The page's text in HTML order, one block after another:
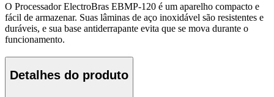
O Processador ElectroBras EBMP-120 é um aparelho compacto e
fácil de armazenar. Suas lâminas de aço inoxidável são resistentes e
duráveis, e sua base antiderrapante evita que se mova durante o
funcionamento.
Detalhes do produto